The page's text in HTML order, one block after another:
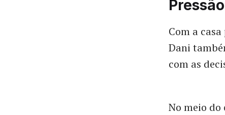
Com a
Dani
com as
No meio do